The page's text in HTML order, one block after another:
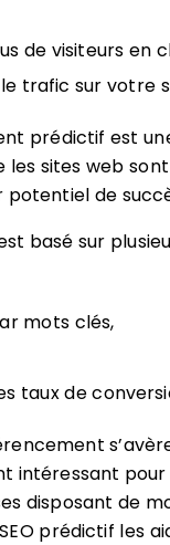
de visiteurs en
trafic sur votre
prédictif est
les sites web
potentiel de
basé sur
mots clés,
taux de
intéressant
disposant de
prédictif les